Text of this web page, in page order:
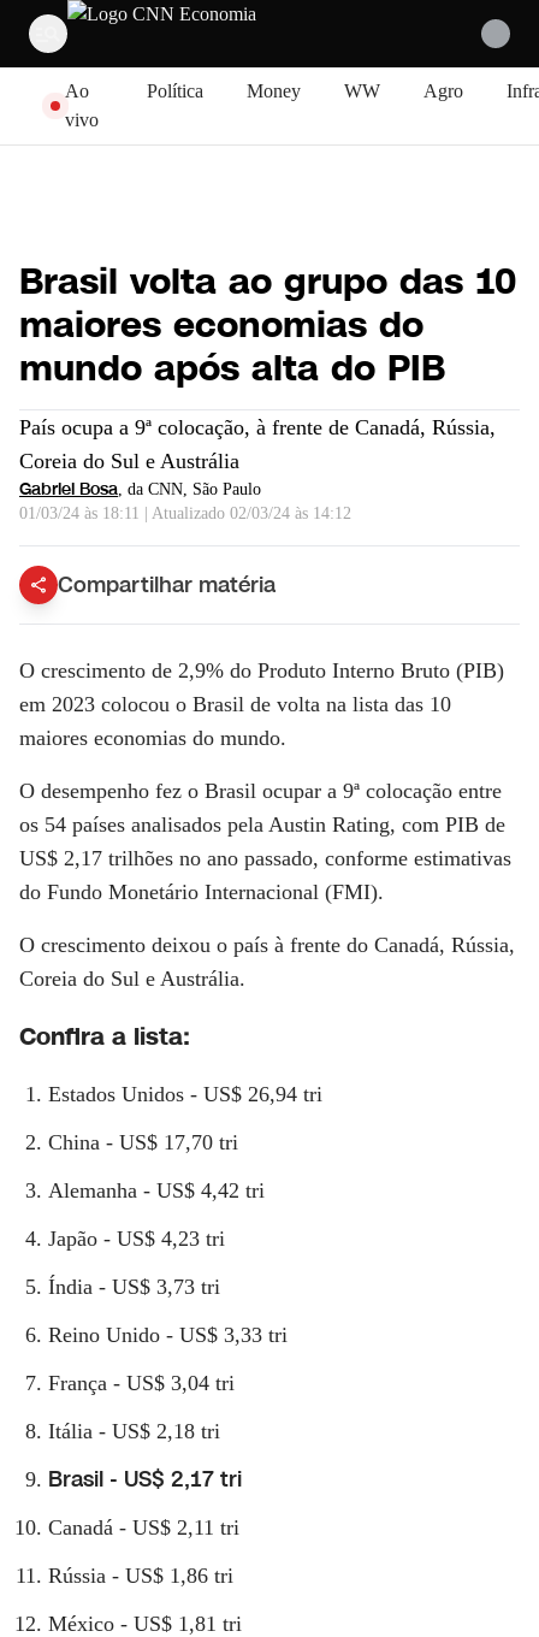
Ao
vivo
Política Money WW Agro
Brasil volta ao grupo das 10
maiores economias do
mundo após alta do PIB
País ocupa a 9ª colocação, à frente de Canadá, Rússia,
Coreia do Sul e Austrália
Gabriel Bosa, da CNN, São Paulo
01/03/24 às 18:11
Atualizado 02/03/24 às 14:12
Compartilhar matéria
O crescimento de 2,9% do Produto Interno Bruto (PIB)
em 2023 colocou o Brasil de volta na lista das 10
maiores economias do mundo.
O desempenho fez o Brasil ocupar a 9ª colocação entre
os 54 países analisados pela Austin Rating, com PIB de
US$ 2,17 trilhões no ano passado, conforme estimativas
do Fundo Monetário Internacional (FMI).
O crescimento deixou o país à frente do Canadá, Rússia,
Coreia do Sul e Austrália.
Confira a lista:
Estados Unidos - US$ 26,94 tri
China - US$ 17,70 tri
Alemanha - US$ 4,42 tri
Japão - US$ 4,23 tri
Índia - US$ 3,73 tri
Reino Unido - US$ 3,33 tri
França - US$ 3,04 tri
Itália - US$ 2,18 tri
Brasil - US$ 2,17 tri
Canadá - US$ 2,11 tri
Rússia - US$ 1,86 tri
México - US$ 1,81 tri